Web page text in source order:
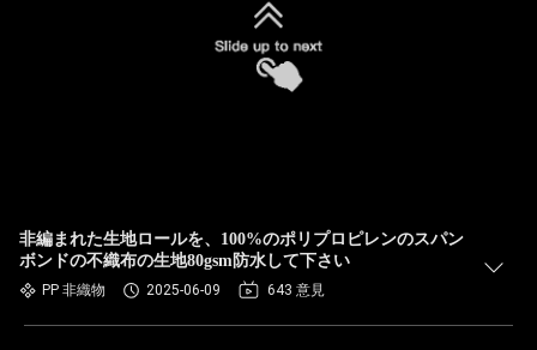
非編まれた生地ロールを、100%のポリプロピレンのスパン
ボンドの不織布の生地80gsm防水して下さい
PP 非織物 2025-06-09 643 意見